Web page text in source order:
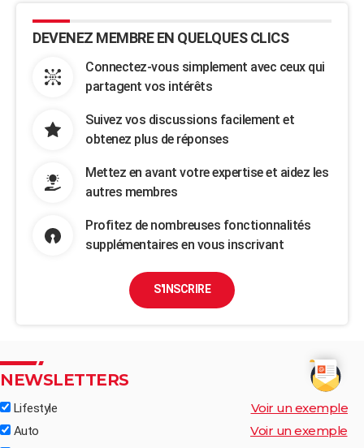
DEVENEZ MEMBRE EN QUELQUES CLICS
Connectez-vous simplement avec ceux qui
partagent vos intérêts
Suivez vos discussions facilement et
obtenez plus de réponses
Mettez en avant votre expertise et aidez les
autres membres
Profitez de nombreuses fonctionnalités
supplémentaires en vous inscrivant
S'INSCRIRE
NEWSLETTERS
Lifestyle Voir un exemple
Auto Voir un exemple